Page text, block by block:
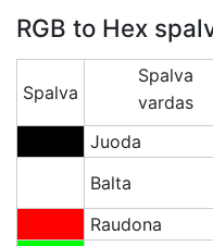
RGB to Hex
Spalva
Spalva
vardas
Juoda
Balta
Raudona